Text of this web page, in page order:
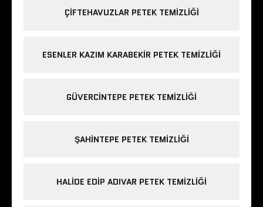
ÇIFTEHAVUZLAR PETEK TEMIZLIĞI
ESENLER KAZIM KARABEKIR PETEK TEMIZLIĞI
GÜVERCINTEPE PETEK TEMIZLIĞI
ŞAHINTEPE PETEK TEMIZLIĞI
HALIDE EDIP ADIVAR PETEK TEMIZLIĞI